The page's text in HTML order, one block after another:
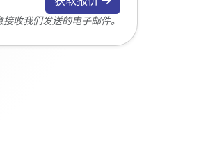
收我们发送的电子邮件。